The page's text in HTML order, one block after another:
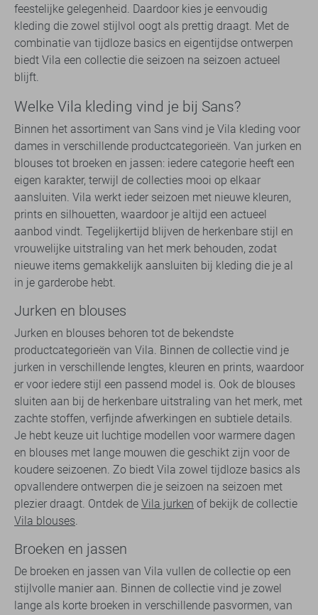
feestelijke gelegenheid. Daardoor kies je eenvoudig
kleding die zowel stijlvol oogt als prettig draagt. Met de
combinatie van tijdloze basics en eigentijdse ontwerpen
biedt Vila een collectie die seizoen na seizoen actueel
blijft.
Welke Vila kleding vind je bij Sans?
Binnen het assortiment van Sans vind je Vila kleding voor
dames in verschillende productcategorieën. Van jurken en
blouses tot broeken en jassen: iedere categorie heeft een
eigen karakter, terwijl de collecties mooi op elkaar
aansluiten. Vila werkt ieder seizoen met nieuwe kleuren,
prints en silhouetten, waardoor je altijd een actueel
aanbod vindt. Tegelijkertijd blijven de herkenbare stijl en
vrouwelijke uitstraling van het merk behouden, zodat
nieuwe items gemakkelijk aansluiten bij kleding die je al
in je garderobe hebt.
Jurken en blouses
Jurken en blouses behoren tot de bekendste
productcategorieën van Vila. Binnen de collectie vind je
jurken in verschillende lengtes, kleuren en prints, waardoor
er voor iedere stijl een passend model is. Ook de blouses
sluiten aan bij de herkenbare uitstraling van het merk, met
zachte stoffen, verfijnde afwerkingen en subtiele details.
Je hebt keuze uit luchtige modellen voor warmere dagen
en blouses met lange mouwen die geschikt zijn voor de
koudere seizoenen. Zo biedt Vila zowel tijdloze basics als
opvallendere ontwerpen die je seizoen na seizoen met
plezier draagt. Ontdek de Vila jurken of bekijk de collectie
Vila blouses.
Broeken en jassen
De broeken en jassen van Vila vullen de collectie op een
stijlvolle manier aan. Binnen de collectie vind je zowel
lange als korte broeken in verschillende pasvormen, van